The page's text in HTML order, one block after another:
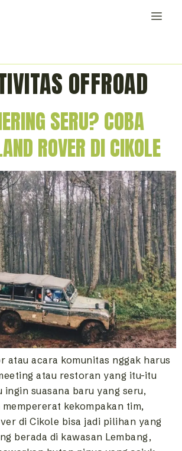
OFFROAD
SERU? COBA
ROVER DI CIKOLE
atau acara komunitas nggak harus
atau restoran yang itu-itu
ingin suasana baru yang seru,
kekompakan tim,
di Cikole bisa jadi pilihan yang
berada di kawasan Lembang,